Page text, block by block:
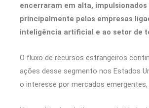
encerraram em alta, impulsionados
principalmente pelas empresas
inteligência artificial e ao setor de
O fluxo de recursos estrangeiros
ações desse segmento nos Estados
o interesse por mercados